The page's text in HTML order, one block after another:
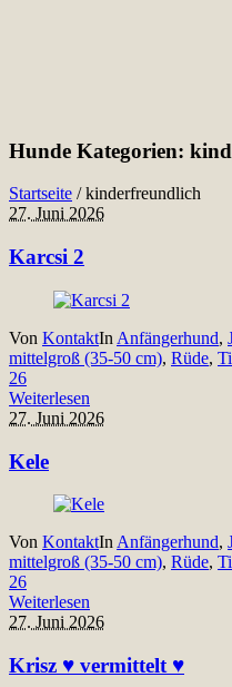
Hunde Kategorien:
Startseite /kinderfreundlich
27. Juni 2026
Karcsi 2
Von KontaktIn Anfängerhund,
mittelgroß (35-50 cm), Rüde,
26
Weiterlesen
27. Juni 2026
Kele
Von KontaktIn Anfängerhund,
mittelgroß (35-50 cm), Rüde,
26
Weiterlesen
27. Juni 2026
Krisz ♥ vermittelt ♥